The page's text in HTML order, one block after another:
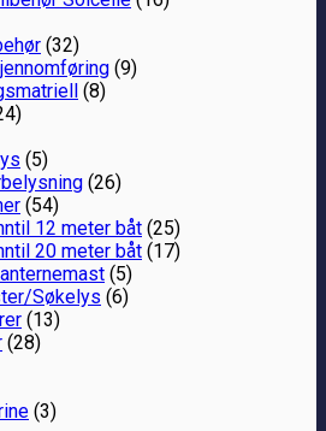
(32)
(9)
(8)
(5)
(26)
(54)
12 meter båt (25)
20 meter båt (17)
(5)
Søkelys (6)
(13)
(28)
(3)